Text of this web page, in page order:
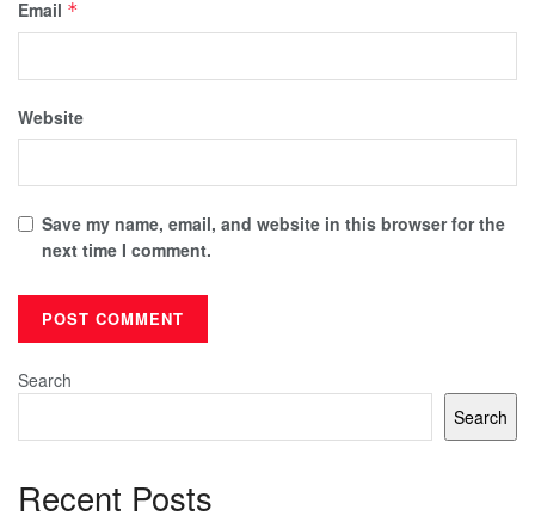
Email *
Website
Save my name, email, and website in this browser for the
next time I comment.
Search
Search
Recent Posts